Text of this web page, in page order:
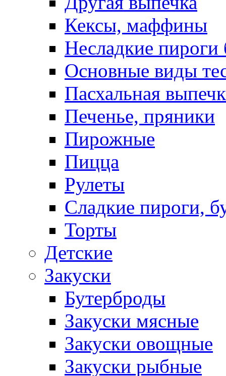
Кексы, маффины
Несладкие пироги
Основные виды
Пасхальная
Печенье, пряники
Пирожные
Пицца
Рулеты
Сладкие пироги,
Торты
Детские
Закуски
Бутерброды
Закуски мясные
Закуски овощные
Закуски рыбные